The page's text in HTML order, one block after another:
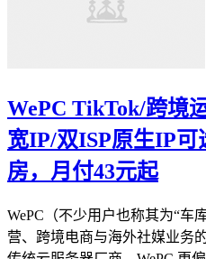
WePC TikTok/跨境
宽IP/双ISP原生IP
房，月付43元起
WePC（不少用户也称其为“车
营、跨境电商与海外社媒业务